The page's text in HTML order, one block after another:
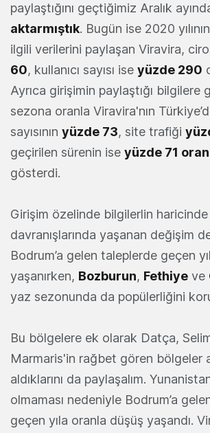
paylaştığını geçtiğimiz Aralık
aktarmıştık. Bugün ise 2020
ilgili verilerini paylaşan Viravira,
60, kullanıcı sayısı ise yüzde 290
Ayrıca girişimin paylaştığı bilgilere
sezona oranla Viravira'nın
sayısının yüzde 73, site trafiği
geçirilen sürenin ise yüzde 71
gösterdi.
Girişim özelinde bilgilerlin haricinde
davranışlarında yaşanan değişim
Bodrum’a gelen taleplerde geçen
yaşanırken, Bozburun, Fethiye ve
yaz sezonunda da popülerliğini
Bu bölgelere ek olarak Datça,
Marmaris'in rağbet gören bölgeler
aldıklarını da paylaşalım. Yunanistan
olmaması nedeniyle Bodrum’a
geçen yıla oranla düşüş yaşandı.